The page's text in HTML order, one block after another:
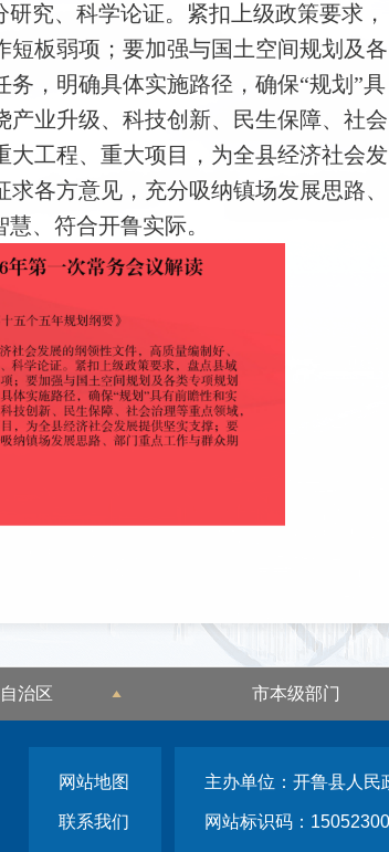
究、科学论证。紧扣上级政策要求，
板弱项；要加强与国土空间规划及各
，明确具体实施路径，确保“规划”具
业升级、科技创新、民生保障、社会
工程、重大项目，为全县经济社会发
各方意见，充分吸纳镇场发展思路、
、符合开鲁实际。
治区 市本级部门
网站地图
联系我们
主办单位：开鲁县人民
网站标识码：